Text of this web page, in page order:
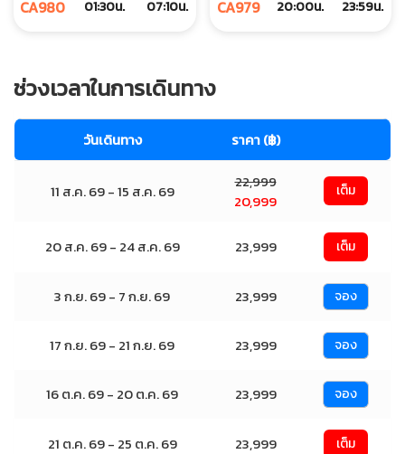
CA980
01:30น.
07:10น.
CA979
20:00น.
23:59น.
ช่วงเวลาในการเดินทาง
วันเดินทาง ราคา (฿)
11 ส.ค. 69 - 15 ส.ค. 69 22,999
20,999
เต็ม
20 ส.ค. 69 - 24 ส.ค. 69 23,999 เต็ม
3 ก.ย. 69 - 7 ก.ย. 69 23,999 จอง
17 ก.ย. 69 - 21 ก.ย. 69 23,999 จอง
16 ต.ค. 69 - 20 ต.ค. 69 23,999 จอง
21 ต.ค. 69 - 25 ต.ค. 69 23,999 เต็ม